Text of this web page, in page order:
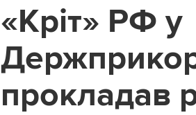
«Кріт» РФ у
прокладав